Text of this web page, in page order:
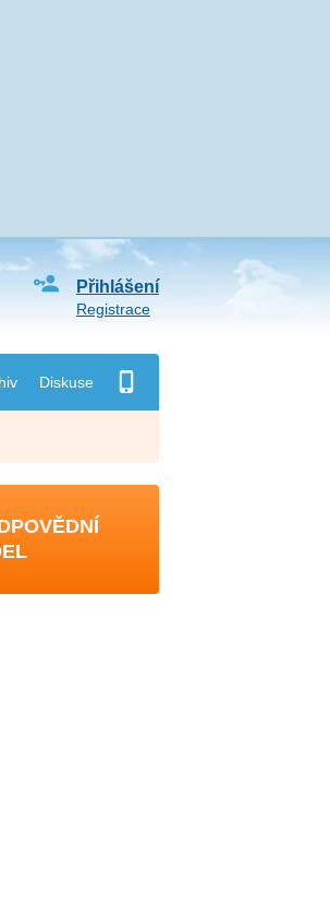
Diskuse
Přihlášení
Registrace